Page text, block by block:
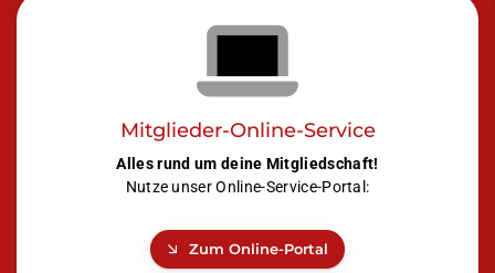
Mitglieder-Online-Service
Alles rund um deine Mitgliedschaft!
Nutze unser Online-Service-Portal:
Zum Online-Portal